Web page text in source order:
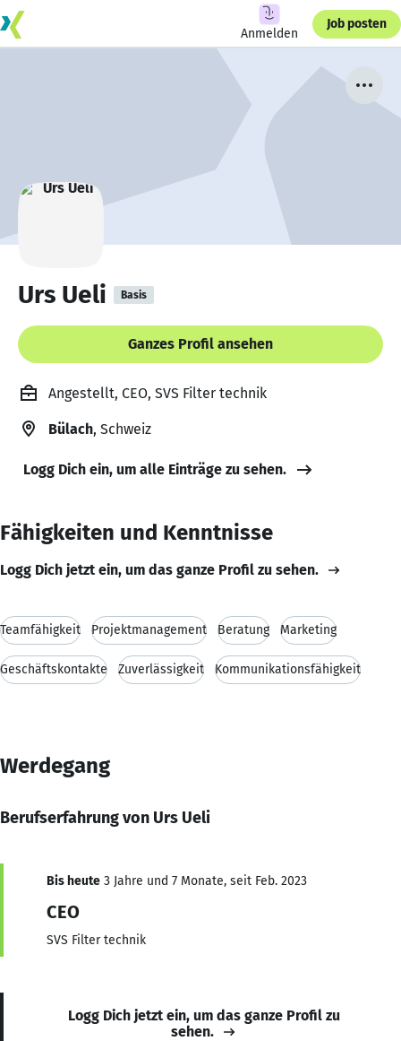
Anmelden
Job posten
Urs Ueli Basis
Ganzes Profil ansehen
Angestellt, CEO, SVS Filter technik
Bülach, Schweiz
Logg Dich ein, um alle Einträge zu sehen.
Fähigkeiten und Kenntnisse
Logg Dich jetzt ein, um das ganze Profil zu sehen.
Teamfähigkeit Projektmanagement Beratung Marketing
Geschäftskontakte Zuverlässigkeit Kommunikationsfähigkeit
Werdegang
Berufserfahrung von Urs Ueli
Bis heute 3 Jahre und 7 Monate, seit Feb. 2023
CEO
SVS Filter technik
Logg Dich jetzt ein, um das ganze Profil zu
sehen.